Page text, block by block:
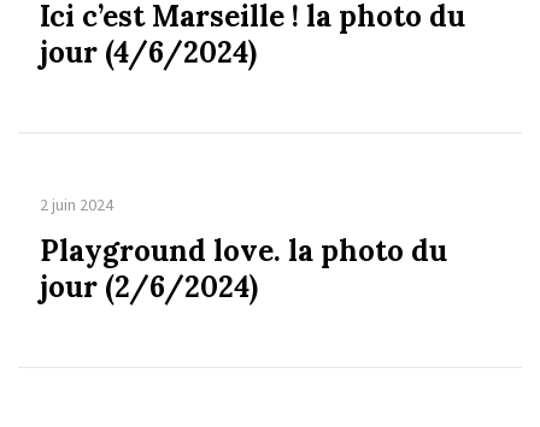
Ici c’est Marseille ! la photo du
jour (4/6/2024)
2 juin 2024
Playground love. la photo du
jour (2/6/2024)